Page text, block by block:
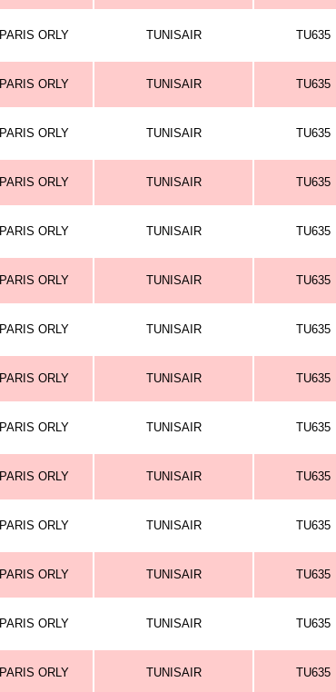
PARIS ORLY TUNISAIR TU635
PARIS ORLY TUNISAIR TU635
PARIS ORLY TUNISAIR TU635
PARIS ORLY TUNISAIR TU635
PARIS ORLY TUNISAIR TU635
PARIS ORLY TUNISAIR TU635
PARIS ORLY TUNISAIR TU635
PARIS ORLY TUNISAIR TU635
PARIS ORLY TUNISAIR TU635
PARIS ORLY TUNISAIR TU635
PARIS ORLY TUNISAIR TU635
PARIS ORLY TUNISAIR TU635
PARIS ORLY TUNISAIR TU635
PARIS ORLY TUNISAIR TU635